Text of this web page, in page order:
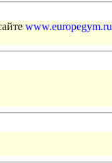
www.europegym.ru